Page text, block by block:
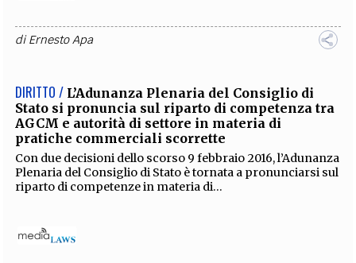
diErnesto Apa
DIRITTO / L’Adunanza Plenaria del Consiglio di
Stato si pronuncia sul riparto di competenza tra
AGCM e autorità di settore in materia di
pratiche commerciali scorrette
Con due decisioni dello scorso 9 febbraio 2016, l’Adunanza
Plenaria del Consiglio di Stato è tornata a pronunciarsi sul
riparto di competenze in materia di...